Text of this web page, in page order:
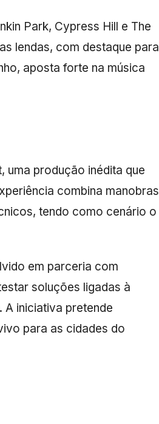
Park, Cypress Hill e The
lendas, com destaque para
aposta forte na música
uma produção inédita que
combina manobras
tendo como cenário o
em parceria com
soluções ligadas à
A iniciativa pretende
para as cidades do